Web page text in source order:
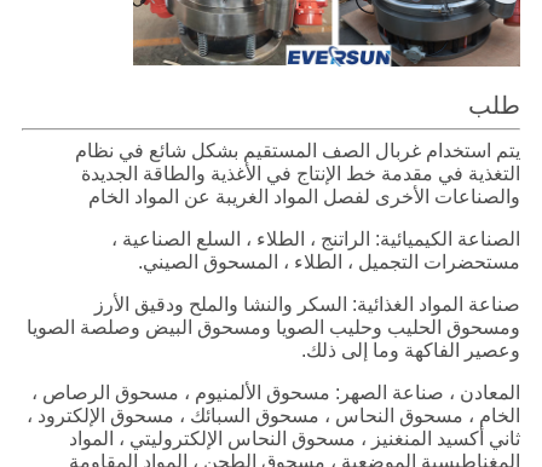
طلب
يتم استخدام غربال الصف المستقيم بشكل شائع في نظام
التغذية في مقدمة خط الإنتاج في الأغذية والطاقة الجديدة
والصناعات الأخرى لفصل المواد الغريبة عن المواد الخام
الصناعة الكيميائية: الراتنج ، الطلاء ، السلع الصناعية ،
مستحضرات التجميل ، الطلاء ، المسحوق الصيني.
صناعة المواد الغذائية: السكر والنشا والملح ودقيق الأرز
ومسحوق الحليب وحليب الصويا ومسحوق البيض وصلصة الصويا
وعصير الفاكهة وما إلى ذلك.
المعادن ، صناعة الصهر: مسحوق الألمنيوم ، مسحوق الرصاص ،
الخام ، مسحوق النحاس ، مسحوق السبائك ، مسحوق الإلكترود ،
ثاني أكسيد المنغنيز ، مسحوق النحاس الإلكتروليتي ، المواد
المغناطيسية الموضعية ، مسحوق الطحن ، المواد المقاومة